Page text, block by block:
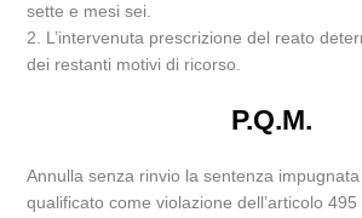
sette e mesi sei.
2. L’intervenuta prescrizione del reato
dei restanti motivi di ricorso.
P.Q.M.
Annulla senza rinvio la sentenza impugnata
qualificato come violazione dell’articolo 495